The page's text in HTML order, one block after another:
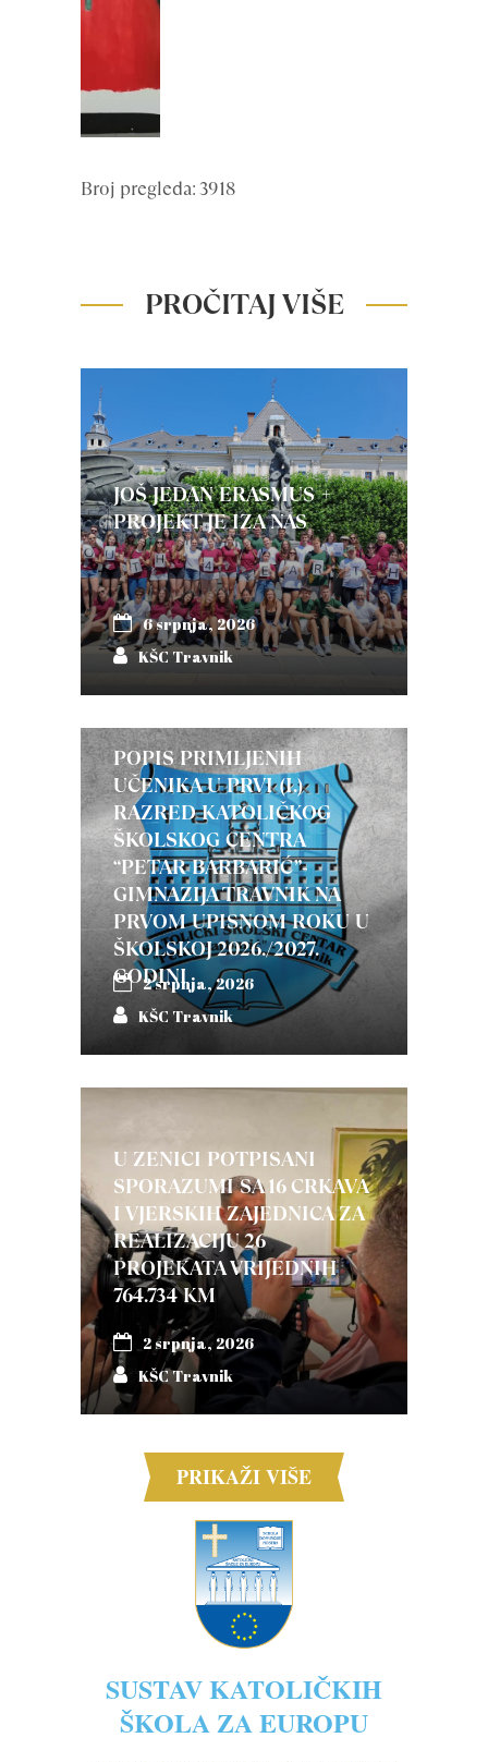
Broj pregleda: 3918
PROČITAJ VIŠE
JOŠ JEDAN ERASMUS +
PROJEKT JE IZA NAS
6 srpnja, 2026
KŠC Travnik
POPIS PRIMLJENIH
UČENIKA U PRVI (I.)
RAZRED KATOLIČKOG
ŠKOLSKOG CENTRA
“PETAR BARBARIĆ”-
GIMNAZIJA TRAVNIK NA
PRVOM UPISNOM ROKU U
ŠKOLSKOJ 2026./2027.
GODINI
2 srpnja, 2026
KŠC Travnik
U ZENICI POTPISANI
SPORAZUMI SA 16 CRKAVA
I VJERSKIH ZAJEDNICA ZA
REALIZACIJU 26
PROJEKATA VRIJEDNIH
764.734 KM
2 srpnja, 2026
KŠC Travnik
PRIKAŽI VIŠE
SUSTAV KATOLIČKIH
ŠKOLA ZA EUROPU